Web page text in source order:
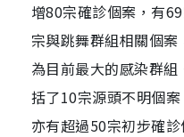
增80宗確診個案，有
宗與跳舞群組相關個
為目前最大的感染群
括了10宗源頭不明個
亦有超過50宗初步確診